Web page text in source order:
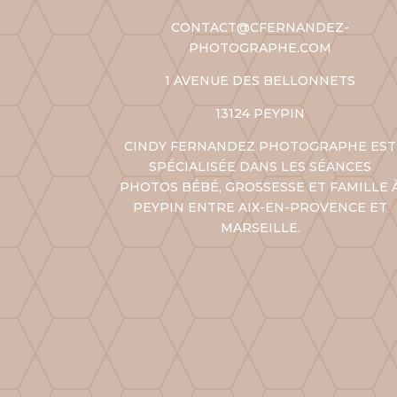
CONTACT@CFERNANDEZ-
PHOTOGRAPHE.COM
1 AVENUE DES BELLONNETS
13124 PEYPIN
CINDY FERNANDEZ PHOTOGRAPHE EST
SPÉCIALISÉE DANS LES SÉANCES
PHOTOS BÉBÉ, GROSSESSE ET FAMILLE
PEYPIN ENTRE AIX-EN-PROVENCE ET
MARSEILLE.